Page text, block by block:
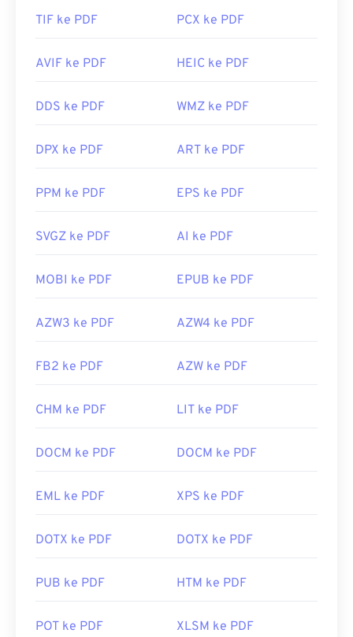
TIF ke PDF PCX ke PDF
AVIF ke PDF HEIC ke PDF
DDS ke PDF WMZ ke PDF
DPX ke PDF ART ke PDF
PPM ke PDF EPS ke PDF
SVGZ ke PDF AI ke PDF
MOBI ke PDF EPUB ke PDF
AZW3 ke PDF AZW4 ke PDF
FB2 ke PDF AZW ke PDF
CHM ke PDF LIT ke PDF
DOCM ke PDF DOCM ke PDF
EML ke PDF XPS ke PDF
DOTX ke PDF DOTX ke PDF
PUB ke PDF HTM ke PDF
POT ke PDF XLSM ke PDF